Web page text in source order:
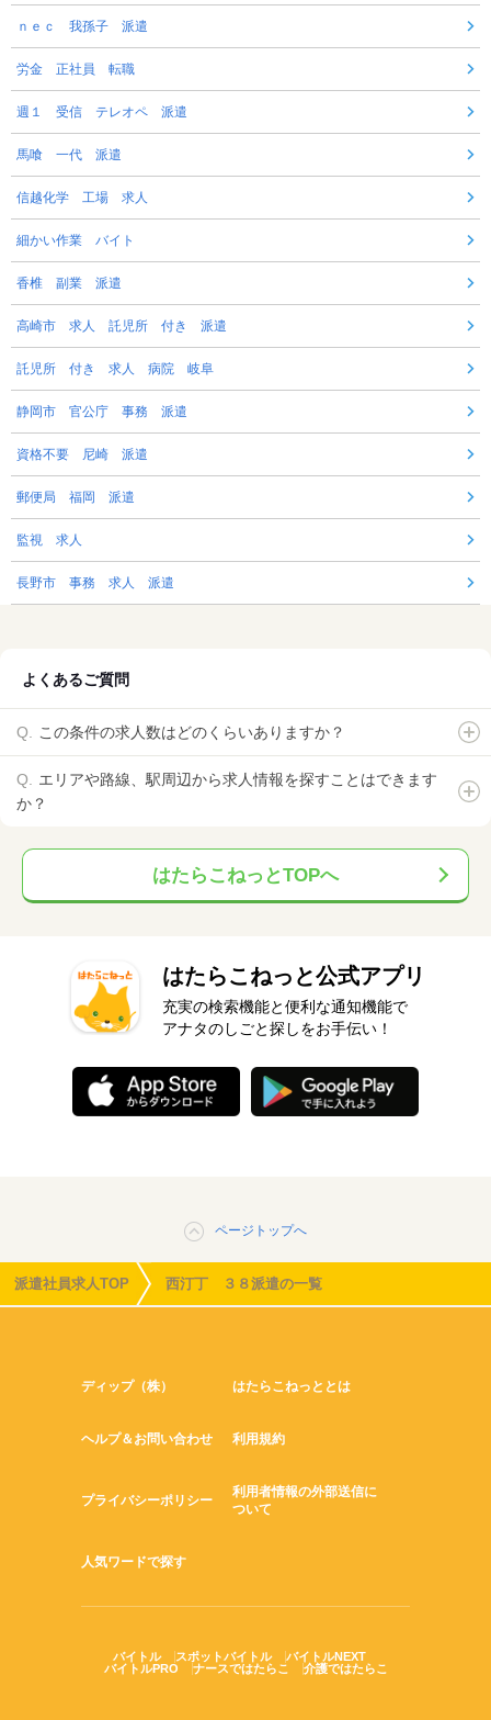
ｎｅｃ 我孫子 派遣
労金 正社員 転職
週１ 受信 テレオペ 派遣
馬喰 一代 派遣
信越化学 工場 求人
細かい作業 バイト
香椎 副業 派遣
高崎市 求人 託児所 付き 派遣
託児所 付き 求人 病院 岐阜
静岡市 官公庁 事務 派遣
資格不要 尼崎 派遣
郵便局 福岡 派遣
監視 求人
長野市 事務 求人 派遣
よくあるご質問
この条件の求人数はどのくらいありますか？
エリアや路線、駅周辺から求人情報を探すことはできます
か？
はたらこねっとTOPへ
はたらこねっと公式アプリ
充実の検索機能と便利な通知機能で
アナタのしごと探しをお手伝い！
ページトップへ
派遣社員求人TOP 西汀丁 ３８派遣の一覧
ディップ（株） はたらこねっととは
ヘルプ＆お問い合わせ 利用規約
プライバシーポリシー
利用者情報の外部送信に
ついて
人気ワードで探す
バイトル スポットバイトル
バイトルNEXT
バイトルPRO
ナースではたらこ 介護ではたらこ